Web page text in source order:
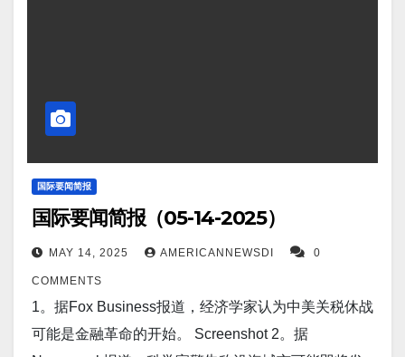
技术，躲避智能导弹能力提升 60%。…
Screenshot 7。据Interesting Engineering报道，埃隆·
马斯克的智能公司xAI 凭借其运行 20 万个 Nvidia 图形
处理器 (GPU) 的Colossus 超级计算机，取得了重大里
程碑。该公司表示，Colossus 的建造仅用了 122 天
（约四个月），而预计需要 24 个月或两年。xAI 随后
又用了 92 天的时间，将 GPU 数量增加到 20 万个。
DeepSeek 的 DeepSeek-R2：中国人工智能的大胆突
破，以多语言推理和代码生成挑战西方主导地位。
Screenshot 9。据Newsmax 报道，阿联酋或将购买一
国际要闻简报
国际要闻简报（05-14-2025）
MAY 14, 2025 AMERICANNEWSDI 0
COMMENTS
1。据Fox Business报道，经济学家认为中美关税休战
可能是金融革命的开始。 Screenshot 2。据